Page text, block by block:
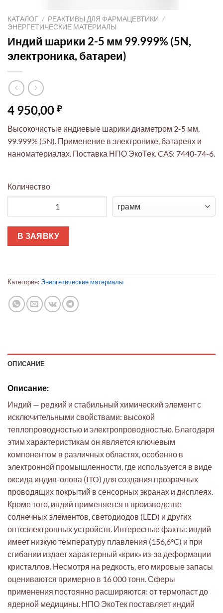
КАТАЛОГ / РЕАКТИВЫ ДЛЯ ФАРМАЦЕВТИКИ /
ЭНЕРГЕТИЧЕСКИЕ МАТЕРИАЛЫ
Индий шарики 2-5 мм 99.999% (5N,
электроника, батареи)
4 950,00 ₽
Высокочистые индиевые шарики диаметром 2-5 мм,
99.999% (5N). Применение в электронике, батареях и
наноматериалах. Поставка НПО ЭкоТек. CAS: 7440-74-6.
Количество
В ЗАЯВКУ
Категория: Энергетические материалы
ОПИСАНИЕ
Описание:
Индий — редкий и стабильный химический элемент с
исключительными свойствами: высокой
теплопроводностью и электропроводностью. Благодаря
этим характеристикам он является ключевым
компонентом в различных областях, особенно в
электронной промышленности, где используется в виде
оксида индия-олова (ITO) для создания прозрачных
проводящих покрытий в сенсорных экранах и дисплеях.
Кроме того, индий применяется в производстве
солнечных элементов, светодиодов (LED) и других
оптоэлектронных устройств. Интересные факты: индий
имеет низкую температуру плавления (156,6°C) и при
сгибании издает характерный «крик» из-за деформации
кристаллов. Несмотря на редкость, его мировые запасы
оцениваются примерно в 16 000 тонн. Сферы
применения постоянно расширяются: от термопаст до
ядерной медицины. НПО ЭкоТек поставляет индий